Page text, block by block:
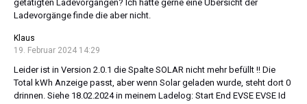
getätigten Ladevorgängen? Ich hätte gerne eine Übersicht der
Ladevorgänge finde die aber nicht.
Klaus
19. Februar 2024 14:29
Leider ist in Version 2.0.1 die Spalte SOLAR nicht mehr befüllt !! Die
Total kWh Anzeige passt, aber wenn Solar geladen wurde, steht dort 0
drinnen. Siehe 18.02.2024 in meinem Ladelog: Start End EVSE EVSE Id